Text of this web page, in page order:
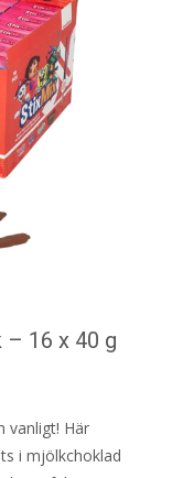
16 x 40 g
vanligt! Här
i mjölkchoklad